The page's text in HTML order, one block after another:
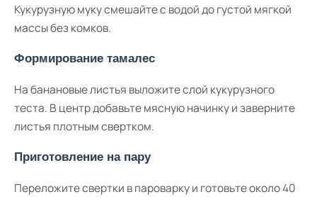
Кукурузную муку смешайте с водой до густой мягкой
массы без комков.
Формирование тамалес
На банановые листья выложите слой кукурузного
теста. В центр добавьте мясную начинку и заверните
листья плотным свертком.
Приготовление на пару
Переложите свертки в пароварку и готовьте около 40